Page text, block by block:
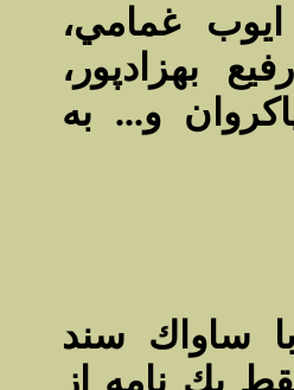
ايوب غمامي‌،
بهزادپور،
و... به
ساواك سند
يك نامه از